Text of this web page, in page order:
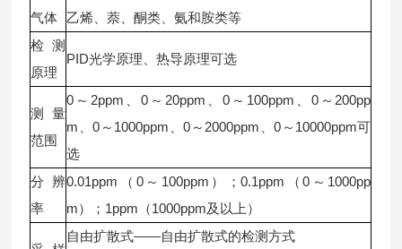
气体
乙烯、萘、酮类、氨和胺类等
检测
原理
PID光学原理、热导原理可选
测量
范围
0～2ppm、0～20ppm、0～100ppm、0～200pp
m、0～1000ppm、0～2000ppm、0～10000ppm可
选
分辨
率
0.01ppm（0～100ppm）；0.1ppm（0～1000pp
m）；1ppm（1000ppm及以上）
自由扩散式——自由扩散式的检测方式